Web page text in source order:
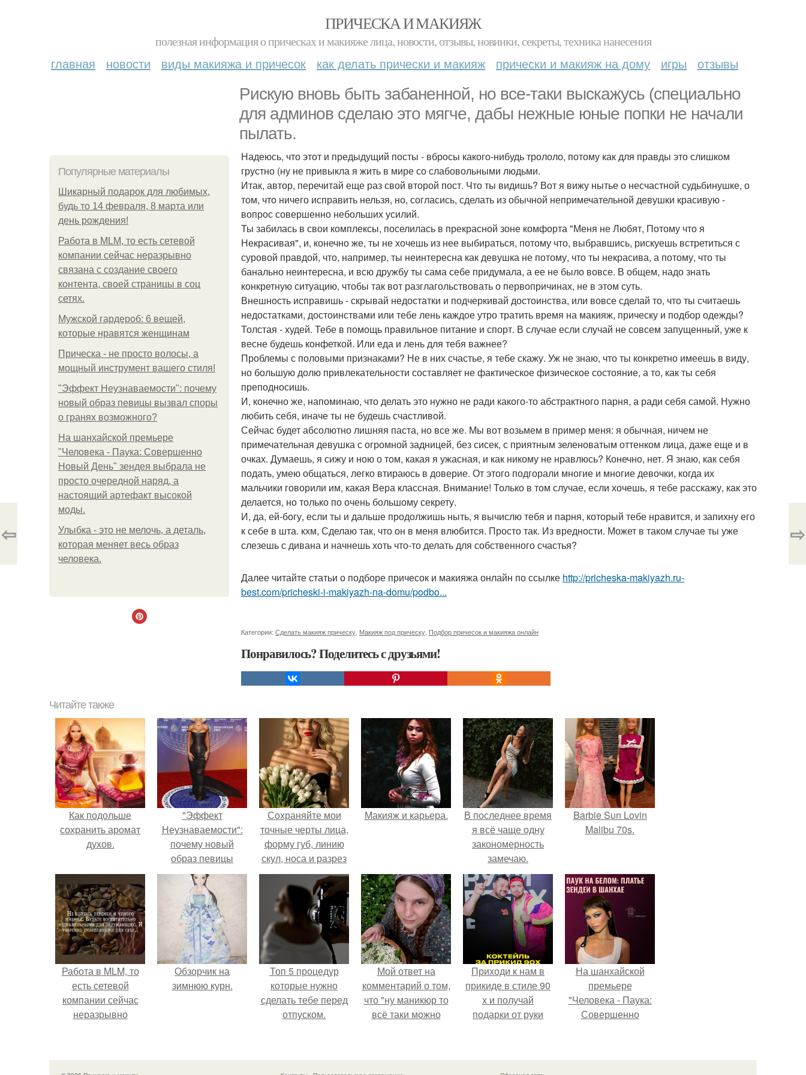
ПРИЧЕСКА И МАКИЯЖ
полезная информация о прическах и макияже лица, новости, отзывы, новинки, секреты, техника нанесения
главная новости виды макияжа и причесок как делать прически и макияж прически и макияж на дому игры отзывы
Рискую вновь быть забаненной, но все-таки выскажусь (специально
для админов сделаю это мягче, дабы нежные юные попки не начали
пылать.
Популярные материалы
Шикарный подарок для любимых,
будь то 14 февраля, 8 марта или
день рождения!
Работа в MLM, то есть сетевой
компании сейчас неразрывно
связана с создание своего
контента, своей страницы в соц
сетях.
Мужской гардероб: 6 вещей,
которые нравятся женщинам
Прическа - не просто волосы, а
мощный инструмент вашего стиля!
"Эффект Неузнаваемости": почему
новый образ певицы вызвал споры
о гранях возможного?
На шанхайской премьере
"Человека - Паука: Совершенно
Новый День" зендея выбрала не
просто очередной наряд, а
настоящий артефакт высокой
моды.
Улыбка - это не мелочь, а деталь,
которая меняет весь образ
человека.
Надеюсь, что этот и предыдущий посты - вбросы какого-нибудь трололо, потому как для правды это слишком
грустно (ну не привыкла я жить в мире со слабовольными людьми.
Итак, автор, перечитай еще раз свой второй пост. Что ты видишь? Вот я вижу нытье о несчастной судьбинушке, о
том, что ничего исправить нельзя, но, согласись, сделать из обычной непримечательной девушки красивую -
вопрос совершенно небольших усилий.
Ты забилась в свои комплексы, поселилась в прекрасной зоне комфорта "Меня не Любят, Потому что я
Некрасивая", и, конечно же, ты не хочешь из нее выбираться, потому что, выбравшись, рискуешь встретиться с
суровой правдой, что, например, ты неинтересна как девушка не потому, что ты некрасива, а потому, что ты
банально неинтересна, и всю дружбу ты сама себе придумала, а ее не было вовсе. В общем, надо знать
конкретную ситуацию, чтобы так вот разглагольствовать о первопричинах, не в этом суть.
Внешность исправишь - скрывай недостатки и подчеркивай достоинства, или вовсе сделай то, что ты считаешь
недостатками, достоинствами или тебе лень каждое утро тратить время на макияж, прическу и подбор одежды?
Толстая - худей. Тебе в помощь правильное питание и спорт. В случае если случай не совсем запущенный, уже к
весне будешь конфеткой. Или еда и лень для тебя важнее?
Проблемы с половыми признаками? Не в них счастье, я тебе скажу. Уж не знаю, что ты конкретно имеешь в виду,
но большую долю привлекательности составляет не фактическое физическое состояние, а то, как ты себя
преподносишь.
И, конечно же, напоминаю, что делать это нужно не ради какого-то абстрактного парня, а ради себя самой. Нужно
любить себя, иначе ты не будешь счастливой.
Сейчас будет абсолютно лишняя паста, но все же. Мы вот возьмем в пример меня: я обычная, ничем не
примечательная девушка с огромной задницей, без сисек, с приятным зеленоватым оттенком лица, даже еще и в
очках. Думаешь, я сижу и ною о том, какая я ужасная, и как никому не нравлюсь? Конечно, нет. Я знаю, как себя
подать, умею общаться, легко втираюсь в доверие. От этого подгорали многие и многие девочки, когда их
мальчики говорили им, какая Вера классная. Внимание! Только в том случае, если хочешь, я тебе расскажу, как это
делается, но только по очень большому секрету.
И, да, ей-богу, если ты и дальше продолжишь ныть, я вычислю тебя и парня, который тебе нравится, и запихну его
к себе в шта. кхм, Сделаю так, что он в меня влюбится. Просто так. Из вредности. Может в таком случае ты уже
слезешь с дивана и начнешь хоть что-то делать для собственного счастья?
Далее читайте статьи о подборе причесок и макияжа онлайн по ссылке http://pricheska-makiyazh.ru-
best.com/pricheski-i-makiyazh-na-domu/podbo...
Категории: Сделать макияж прическу Макияж под прическу Подбор причесок и макияжа онлайн
Понравилось? Поделитесь с друзьями!
⇦ ⇨
Читайте также
Как подольше
сохранить аромат
духов.
"Эффект
Неузнаваемости":
почему новый
образ певицы
вызвал споры о
гранях
возможного?
Сохраняйте мои
точные черты лица,
форму губ, линию
скул, носа и разрез
глаз.
Макияж и карьера.
В последнее время
я всё чаще одну
закономерность
замечаю.
Barbie Sun Lovin
Malibu 70s.
Работа в MLM, то
есть сетевой
компании сейчас
неразрывно
своей страницы в
соц сетях.
Обзорчик на
зимнюю курн.
Топ 5 процедур
которые нужно
сделать тебе перед
отпуском.
Мой ответ на
комментарий о том,
что "ну маникюр то
всё таки можно
Приходи к нам в
прикиде в стиле 90
х и получай
подарки от руки
На шанхайской
премьере
"Человека - Паука:
Совершенно
просто очередной